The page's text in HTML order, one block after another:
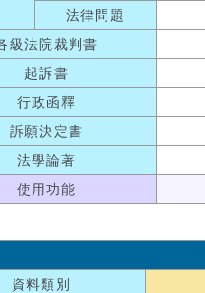
法律問題
級法院裁判書
起訴書
行政函釋
訴願決定書
法學論著
使用功能
資料類別